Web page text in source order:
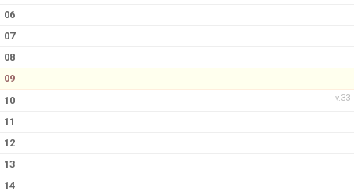
06
07
08
09
v.33
10
11
12
13
14